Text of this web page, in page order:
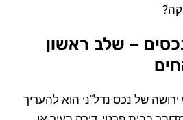
– שלב ראשון
של נכס נדל"ני הוא להעריך